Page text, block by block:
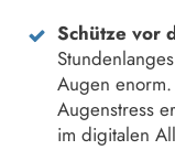
Schütze vor
Augen
Augenstress
im digitalen